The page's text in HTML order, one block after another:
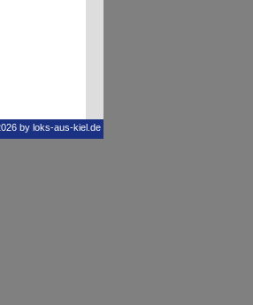
by loks-aus-kiel.de